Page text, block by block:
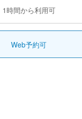
1時間から利用可
Web予約可